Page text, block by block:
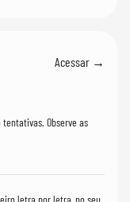
Acessar →
Observe as